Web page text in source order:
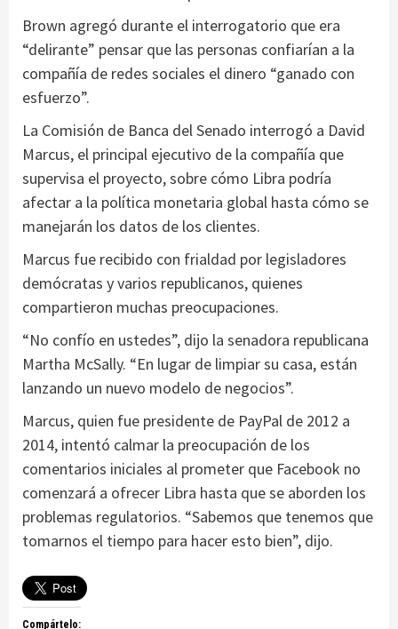
Brown agregó durante el interrogatorio que era
“delirante” pensar que las personas confiarían a la
compañía de redes sociales el dinero “ganado con
esfuerzo”.
La Comisión de Banca del Senado interrogó a David
Marcus, el principal ejecutivo de la compañía que
supervisa el proyecto, sobre cómo Libra podría
afectar a la política monetaria global hasta cómo se
manejarán los datos de los clientes.
Marcus fue recibido con frialdad por legisladores
demócratas y varios republicanos, quienes
compartieron muchas preocupaciones.
“No confío en ustedes”, dijo la senadora republicana
Martha McSally. “En lugar de limpiar su casa, están
lanzando un nuevo modelo de negocios”.
Marcus, quien fue presidente de PayPal de 2012 a
2014, intentó calmar la preocupación de los
comentarios iniciales al prometer que Facebook no
comenzará a ofrecer Libra hasta que se aborden los
problemas regulatorios. “Sabemos que tenemos que
tomarnos el tiempo para hacer esto bien”, dijo.
Compártelo: